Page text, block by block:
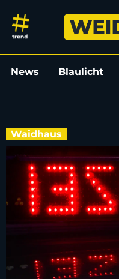
Mehrere
News Blaulicht
Waidhaus